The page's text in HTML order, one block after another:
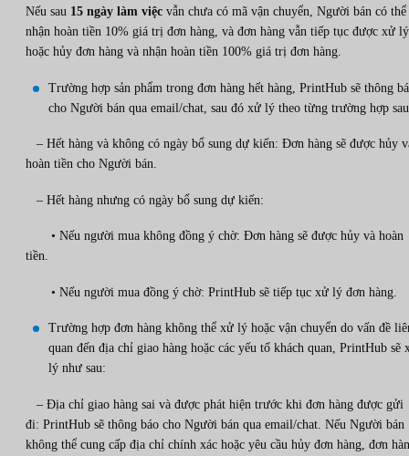
Nếu sau 15 ngày làm việc vẫn chưa có mã vận chuyển, Người bán có thể
nhận hoàn tiền 10% giá trị đơn hàng, và đơn hàng vẫn tiếp tục được xử
hoặc hủy đơn hàng và nhận hoàn tiền 100% giá trị đơn hàng.
Trường hợp sản phẩm trong đơn hàng hết hàng, PrintHub sẽ thông
cho Người bán qua email/chat, sau đó xử lý theo từng trường hợp
– Hết hàng và không có ngày bổ sung dự kiến: Đơn hàng sẽ được hủy
hoàn tiền cho Người bán.
– Hết hàng nhưng có ngày bổ sung dự kiến:
• Nếu người mua không đồng ý chờ: Đơn hàng sẽ được hủy và hoàn
tiền.
• Nếu người mua đồng ý chờ: PrintHub sẽ tiếp tục xử lý đơn hàng.
Trường hợp đơn hàng không thể xử lý hoặc vận chuyển do vấn đề
quan đến địa chỉ giao hàng hoặc các yếu tố khách quan, PrintHub sẽ
lý như sau:
– Địa chỉ giao hàng sai và được phát hiện trước khi đơn hàng được gửi
đi: PrintHub sẽ thông báo cho Người bán qua email/chat. Nếu Người bán
không thể cung cấp địa chỉ chính xác hoặc yêu cầu hủy đơn hàng, đơn